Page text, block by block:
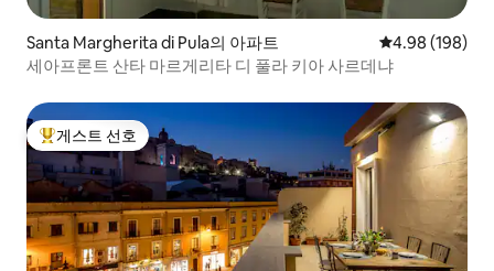
Santa Margherita di Pula의 아파트 평점 4.98점(5
4.98 (198)
세아프론트 산타 마르게리타 디 풀라 키아 사르데냐
상위 게스트 선호
게스트 선호